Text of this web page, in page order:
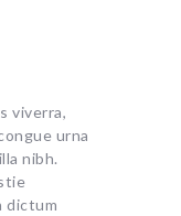
viverra,
urna
nibh.
dictum